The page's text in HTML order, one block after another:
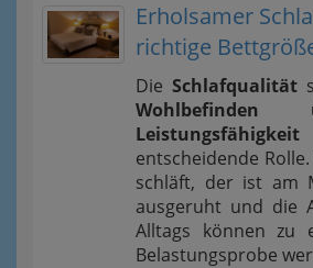
Erholsamer
richtige
Die Schlafqualität
Leistungsfähigkeit
entscheidende
schläft, der ist am
ausgeruht und die
Alltags können zu
Belastungsprobe